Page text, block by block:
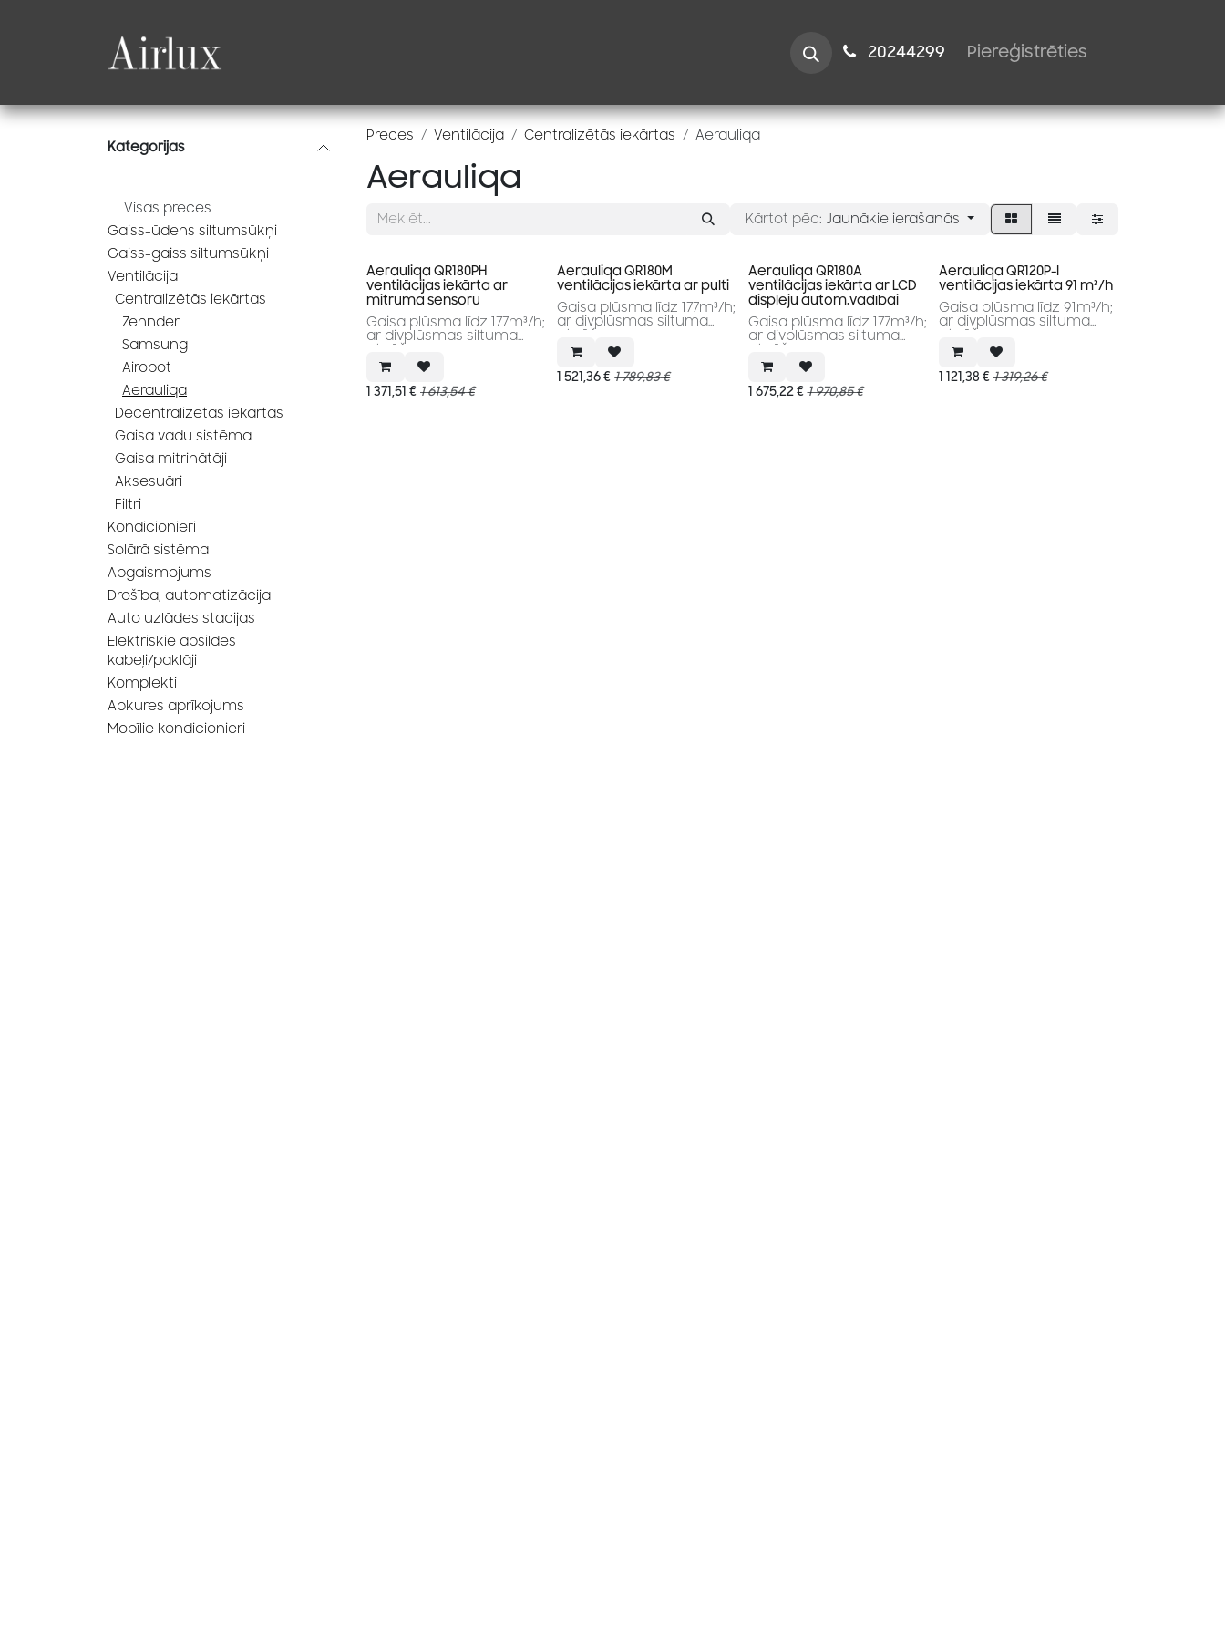
Speciālistiem 2024​​4299 Piereģistrēties
Kategorijas
Visas preces
Gaiss-ūdens siltumsūkņi
Gaiss-gaiss siltumsūkņi
Ventilācija
Centralizētās iekārtas
Zehnder
Samsung
Airobot
Aerauliqa
Decentralizētās iekārtas
Gaisa vadu sistēma
Gaisa mitrinātāji
Aksesuāri
Filtri
Kondicionieri
Solārā sistēma
Apgaismojums
Drošība, automatizācija
Auto uzlādes stacijas
Elektriskie apsildes
kabeļi/paklāji
Komplekti
Apkures aprīkojums
Mobīlie kondicionieri
Preces Ventilācija Centralizētās iekārtas Aerauliqa
Aerauliqa
Kārtot pēc: Jaunākie ierašanās
Aerauliqa QR180PH
ventilācijas iekārta ar
mitruma sensoru
Gaisa plūsma līdz 177m³/h;
ar divplūsmas siltuma
atgūšanu
1 371,51 € 1 613,54€
Aerauliqa QR180M
ventilācijas iekārta ar pulti
Gaisa plūsma līdz 177m³/h;
ar divplūsmas siltuma
atgūšanu
1 521,36€ 1 789,83€
Aerauliqa QR180A
ventilācijas iekārta ar LCD
displeju autom.vadībai
Gaisa plūsma līdz 177m³/h;
ar divplūsmas siltuma
atgūšanu
1 675,22€ 1 970,85€
Aerauliqa QR120P-I
ventilācijas iekārta 91 m³/h
Gaisa plūsma līdz 91m³/h;
ar divplūsmas siltuma
atgūšanu
1 121,38 € 1 319,26€